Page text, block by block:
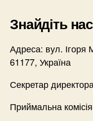
Знайдіть нас
Адреса: вул. Ігоря
61177, Україна
Секретар
Приймальна